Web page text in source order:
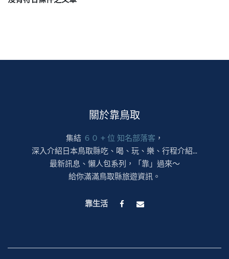
關於靠鳥取
集結 ６０ + 位 知名部落客 ，
深入介紹日本鳥取縣吃、喝、玩、樂、行程介紹...
最新訊息、懶人包系列，「靠」過來～
給你滿滿鳥取縣旅遊資訊。
靠生活